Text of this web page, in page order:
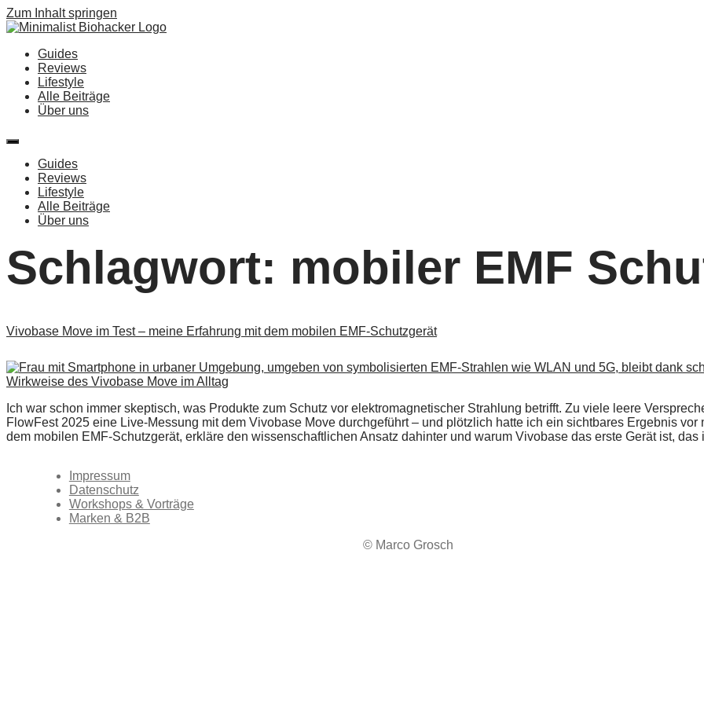
Zum Inhalt springen
Guides
Reviews
Lifestyle
Alle Beiträge
Über uns
Guides
Reviews
Lifestyle
Alle Beiträge
Über uns
Schlagwort: mobiler EMF
Vivobase Move im Test – meine Erfahrung mit dem mobilen EMF-Schutzgerät
Ich war schon immer skeptisch, was Produkte zum Schutz vor elektromagnetischer Strahlung betrifft. Zu viele leere
FlowFest 2025 eine Live-Messung mit dem Vivobase Move durchgeführt – und plötzlich hatte ich ein sichtbares Ergebnis
dem mobilen EMF-Schutzgerät, erkläre den wissenschaftlichen Ansatz dahinter und warum Vivobase das erste Gerät ist,
Impressum
Datenschutz
Workshops & Vorträge
Marken & B2B
© Marco Grosch